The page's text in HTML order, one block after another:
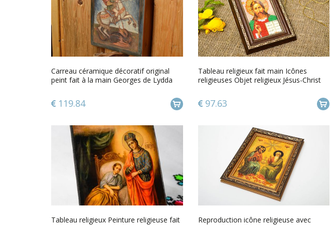
Carreau céramique décoratif original
peint fait à la main Georges de Lydda
119.84
Tableau religieux fait main Icônes
religieuses Objet religieux Jésus-Christ
97.63
Tableau religieux Peinture religieuse fait
Reproduction icône religieuse avec